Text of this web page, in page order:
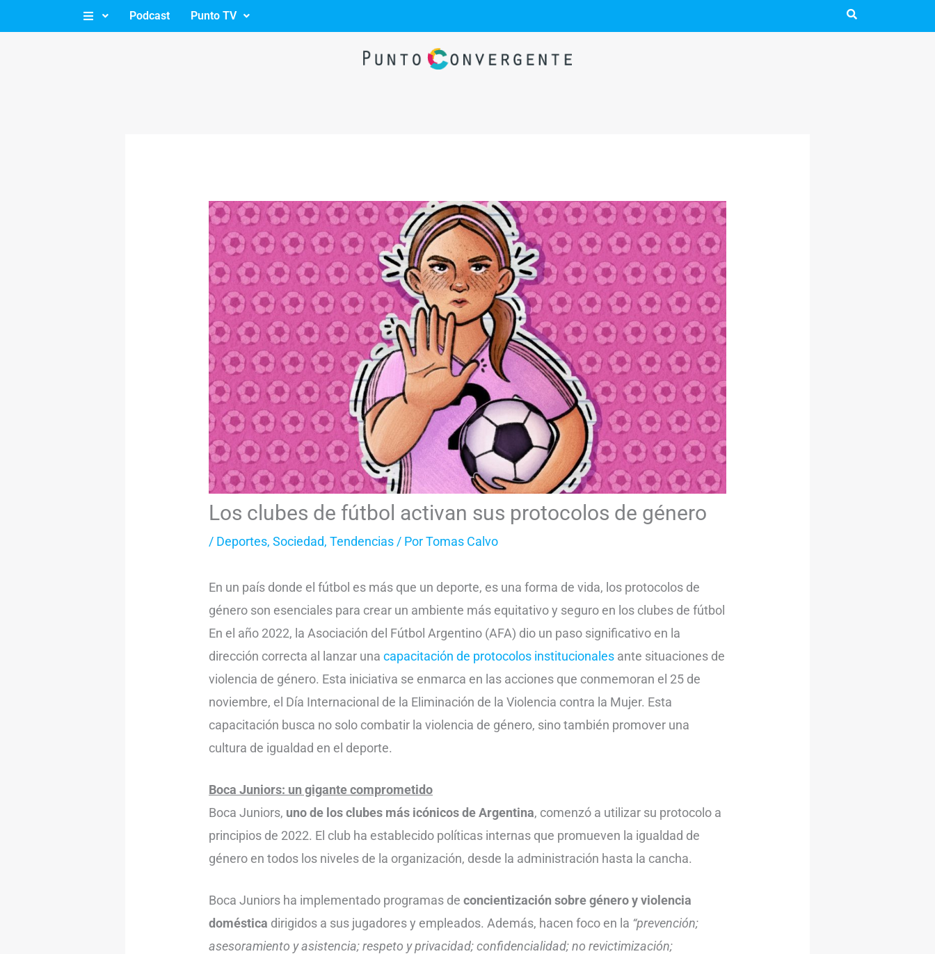
al
Podcast Punto TV
Los clubes de fútbol activan sus protocolos de género
/ Deportes,Sociedad,Tendencias / PorTomas Calvo
En un país donde el fútbol es más que un deporte, es una forma de vida, los protocolos de
género son esenciales para crear un ambiente más equitativo y seguro en los clubes de fútbol
En el año 2022, la Asociación del Fútbol Argentino (AFA) dio un paso significativo en la
dirección correcta al lanzar unacapacitación de protocolos institucionales ante situaciones de
violencia de género. Esta iniciativa se enmarca en las acciones que conmemoran el 25 de
noviembre, el Día Internacional de la Eliminación de la Violencia contra la Mujer. Esta
capacitación busca no solo combatir la violencia de género, sino también promover una
cultura de igualdad en el deporte.
Boca Juniors: un gigante comprometido
Boca Juniors, uno de los clubes más icónicos de Argentina, comenzó a utilizar su protocolo a
principios de 2022. El club ha establecido políticas internas que promueven la igualdad de
género en todos los niveles de la organización, desde la administración hasta la cancha.
Boca Juniors ha implementado programas deconcientización sobre género y violencia
doméstica dirigidos a sus jugadores y empleados. Además, hacen foco en la “prevención;
asesoramiento y asistencia; respeto y privacidad; confidencialidad; no revictimización;